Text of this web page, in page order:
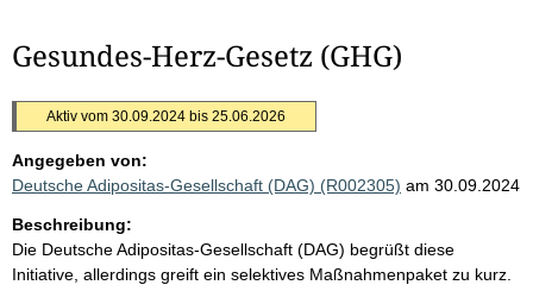
Gesundes-Herz-Gesetz (GHG)
Aktiv vom 30.09.2024 bis 25.06.2026
Angegeben von:
Deutsche Adipositas-Gesellschaft (DAG) (R002305) am 30.09.2024
Beschreibung:
Die Deutsche Adipositas-Gesellschaft (DAG) begrüßt diese
Initiative, allerdings greift ein selektives Maßnahmenpaket zu kurz.